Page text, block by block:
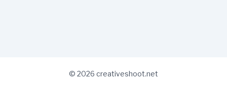
© 2026 creativeshoot.net